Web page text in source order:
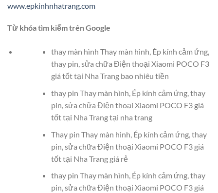
www.epkinhnhatrang.com
Từ khóa tìm kiếm trên Google
thay màn hình Thay màn hình, Ép kính cảm ứng,
thay pin, sửa chữa Điện thoại Xiaomi POCO F3
giá tốt tại Nha Trang bao nhiêu tiền
thay pin Thay màn hình, Ép kính cảm ứng, thay
pin, sửa chữa Điện thoại Xiaomi POCO F3 giá
tốt tại Nha Trang tại nha trang
Thay pin Thay màn hình, Ép kính cảm ứng, thay
pin, sửa chữa Điện thoại Xiaomi POCO F3 giá
tốt tại Nha Trang giá rẻ
thay pin Thay màn hình, Ép kính cảm ứng, thay
pin, sửa chữa Điện thoại Xiaomi POCO F3 giá